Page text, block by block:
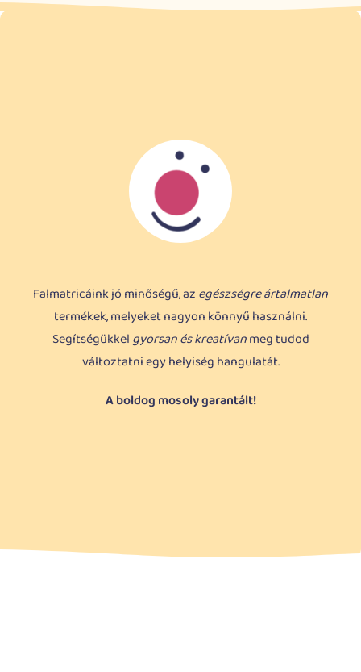
Falmatricáink jó minőségű, az egészségre ártalmatlan
termékek, melyeket nagyon könnyű használni.
Segítségükkelgyorsan és kreatívanmeg tudod
változtatni egy helyiség hangulatát.
A boldog mosoly garantált!